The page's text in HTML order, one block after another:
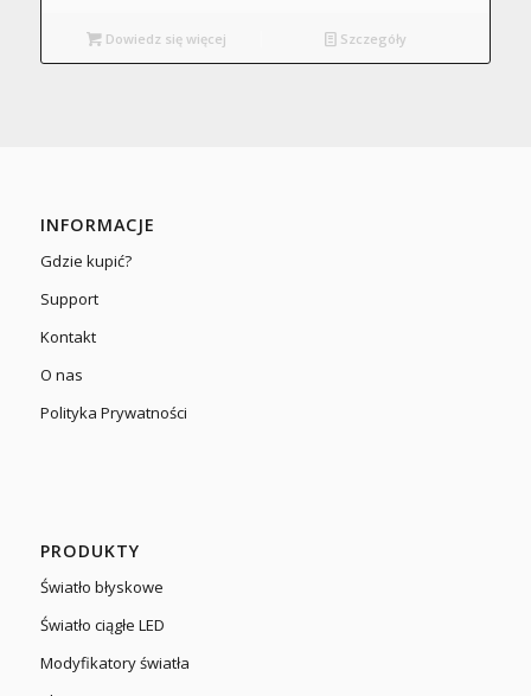
Dowiedz się więcej Szczegóły
INFORMACJE
Gdzie kupić?
Support
Kontakt
O nas
Polityka Prywatności
PRODUKTY
Światło błyskowe
Światło ciągłe LED
Modyfikatory światła